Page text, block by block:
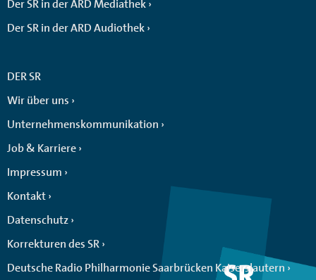
Der SR in der ARD Mediathek
Der SR in der ARD Audiothek
DER SR
Wir über uns
Unternehmenskommunikation
Job & Karriere
Impressum
Kontakt
Datenschutz
Korrekturen des SR
Deutsche Radio Philharmonie Saarbrücken Kaiserslautern